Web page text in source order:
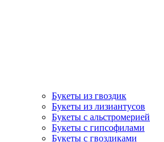
Букеты из гвоздик
Букеты из лизиантусов
Букеты с альстромерией
Букеты с гипсофилами
Букеты с гвоздиками